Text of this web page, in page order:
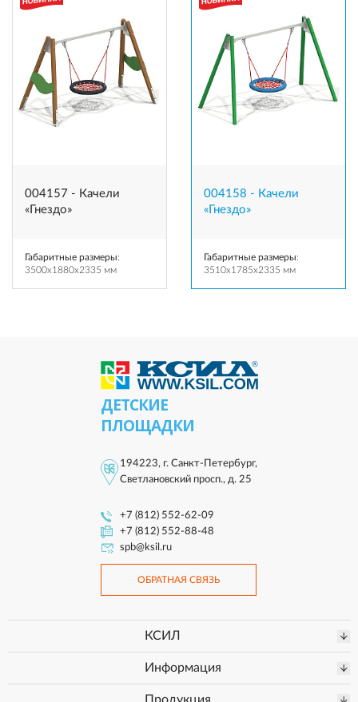
004157 - Качели
«Гнездо»
Габаритные размеры:
3500x1880x2335 мм
004158 - Качели
«Гнездо»
Габаритные размеры:
3510x1785x2335 мм
ДЕТСКИЕ
ПЛОЩАДКИ
194223, г. Санкт-Петербург,
Светлановский просп., д. 25
+7 (812) 552-62-09
+7 (812) 552-88-48
spb@ksil.ru
ОБРАТНАЯ СВЯЗЬ
КСИЛ
Информация